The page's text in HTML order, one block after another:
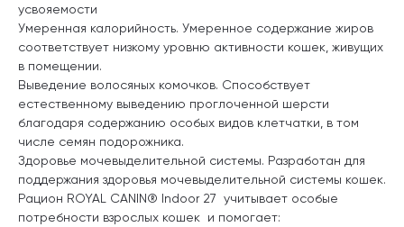
усвояемости
Умеренная калорийность. Умеренное содержание жиров
соответствует низкому уровню активности кошек, живущих
в помещении.
Выведение волосяных комочков. Способствует
естественному выведению проглоченной шерсти
благодаря содержанию особых видов клетчатки, в том
числе семян подорожника.
Здоровье мочевыделительной системы. Разработан для
поддержания здоровья мочевыделительной системы кошек.
Рацион ROYAL CANIN® Indoor 27 учитывает особые
потребности взрослых кошек и помогает: